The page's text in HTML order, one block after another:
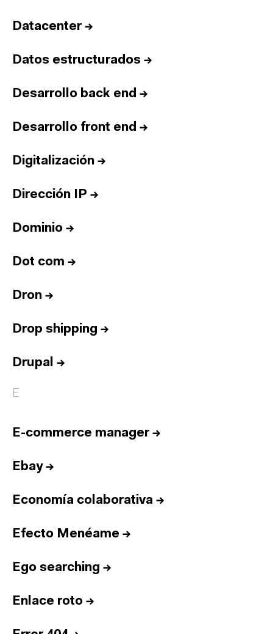
Datacenter→
Datos estructurados →
Desarrollo back end →
Desarrollo front end →
Digitalización →
Dirección IP →
Dominio →
Dot com →
Dron →
Drop shipping →
Drupal →
E
E-commerce manager→
Ebay→
Economía colaborativa →
Efecto Menéame →
Ego searching →
Enlace roto →